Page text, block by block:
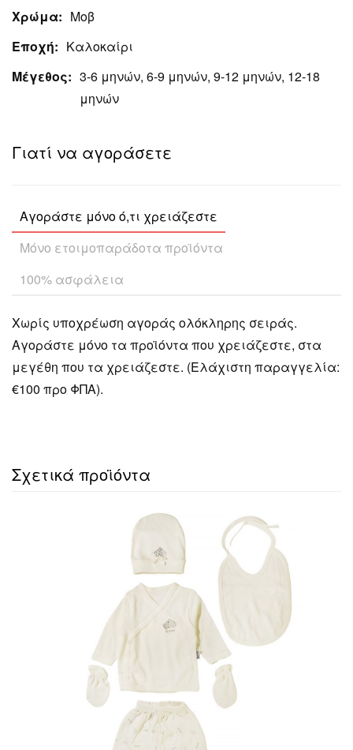
Χρώμα: Μοβ
Εποχή: Καλοκαίρι
Μέγεθος: 3-6 μηνών, 6-9 μηνών, 9-12 μηνών, 12-18
μηνών
Γιατί να αγοράσετε
Αγοράστε μόνο ό,τι χρειάζεστε
Μόνο ετοιμοπαράδοτα προϊόντα
100% ασφάλεια
Χωρίς υποχρέωση αγοράς ολόκληρης σειράς.
Αγοράστε μόνο τα προϊόντα που χρειάζεστε, στα
μεγέθη που τα χρειάζεστε. (Ελάχιστη παραγγελία:
€100 προ ΦΠΑ).
Σχετικά προϊόντα